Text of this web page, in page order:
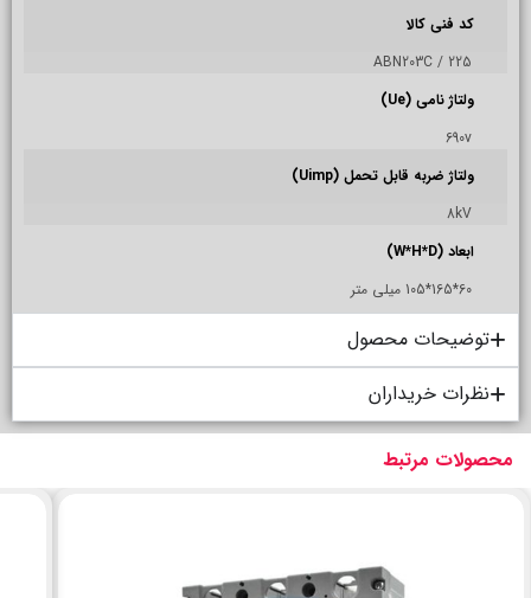
کد فنی کالا
ABN203C / 225
ولتاژ نامی (Ue)
690v
ولتاژ ضربه قابل تحمل (Uimp)
8kV
ابعاد (W*H*D)
60*165*105 میلی متر
توضیحات محصول
نظرات خریداران
محصولات مرتبط